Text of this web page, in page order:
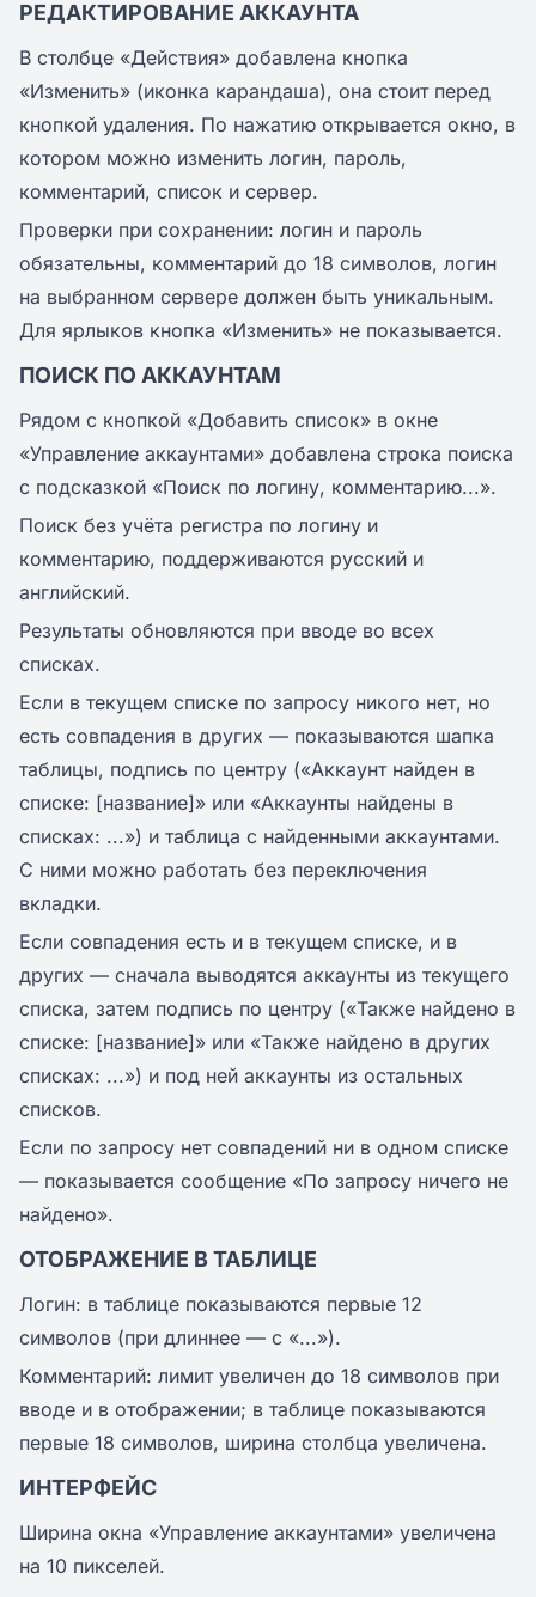
РЕДАКТИРОВАНИЕ АККАУНТА
В столбце «Действия» добавлена кнопка
«Изменить» (иконка карандаша), она стоит перед
кнопкой удаления. По нажатию открывается окно, в
котором можно изменить логин, пароль,
комментарий, список и сервер.
Проверки при сохранении: логин и пароль
обязательны, комментарий до 18 символов, логин
на выбранном сервере должен быть уникальным.
Для ярлыков кнопка «Изменить» не показывается.
ПОИСК ПО АККАУНТАМ
Рядом с кнопкой «Добавить список» в окне
«Управление аккаунтами» добавлена строка поиска
с подсказкой «Поиск по логину, комментарию...».
Поиск без учёта регистра по логину и
комментарию, поддерживаются русский и
английский.
Результаты обновляются при вводе во всех
списках.
Если в текущем списке по запросу никого нет, но
есть совпадения в других — показываются шапка
таблицы, подпись по центру («Аккаунт найден в
списке: [название]» или «Аккаунты найдены в
списках: ...») и таблица с найденными аккаунтами.
С ними можно работать без переключения
вкладки.
Если совпадения есть и в текущем списке, и в
других — сначала выводятся аккаунты из текущего
списка, затем подпись по центру («Также найдено в
списке: [название]» или «Также найдено в других
списках: ...») и под ней аккаунты из остальных
списков.
Если по запросу нет совпадений ни в одном списке
— показывается сообщение «По запросу ничего не
найдено».
ОТОБРАЖЕНИЕ В ТАБЛИЦЕ
Логин: в таблице показываются первые 12
символов (при длиннее — с «...»).
Комментарий: лимит увеличен до 18 символов при
вводе и в отображении; в таблице показываются
первые 18 символов, ширина столбца увеличена.
ИНТЕРФЕЙС
Ширина окна «Управление аккаунтами» увеличена
на 10 пикселей.